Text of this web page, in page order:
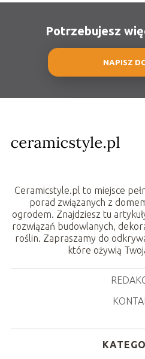
Potrzebujesz
NAPISZ
Ceramicstyle.pl to miejsce
porad związanych z
ogrodem. Znajdziesz tu
rozwiązań budowlanych,
roślin. Zapraszamy do
które ożywią